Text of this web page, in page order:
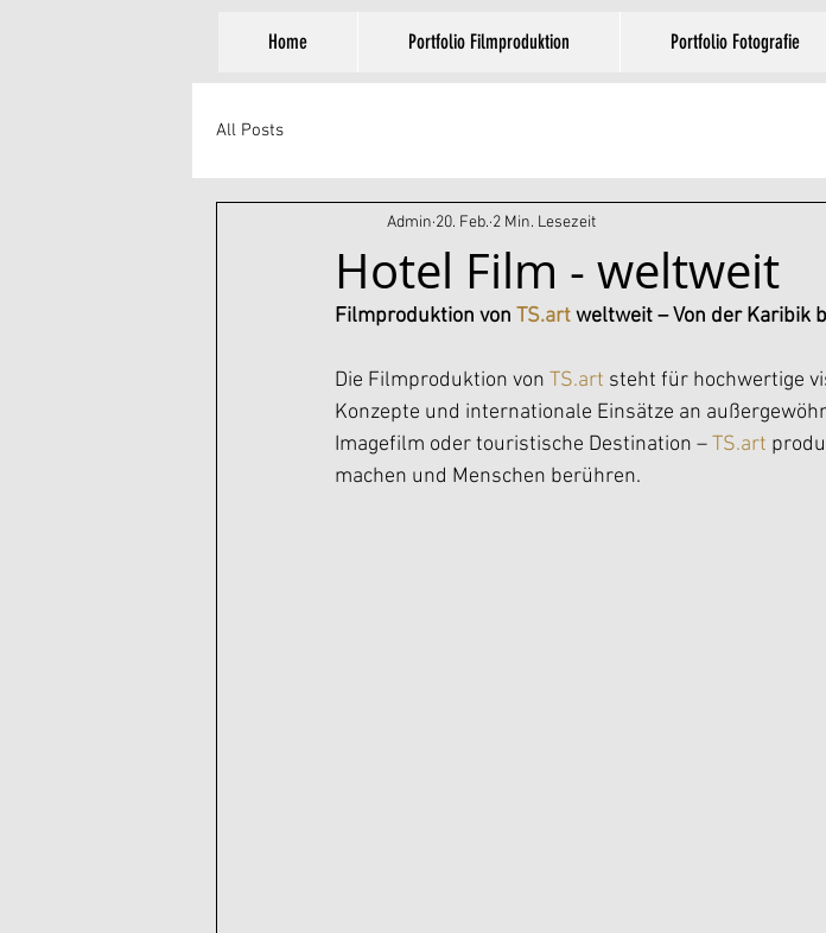
Home Portfolio Filmproduktion Portfolio Fotografie
All Posts
Hotel Film - weltweit
Admin 20. Feb. 2 Min. Lesezeit
Filmproduktion von TS.art weltweit – Von der Karibik
Die Filmproduktion von TS.art steht für hochwertige
Konzepte und internationale Einsätze an
Imagefilm oder touristische Destination – TS.art
machen und Menschen berühren.